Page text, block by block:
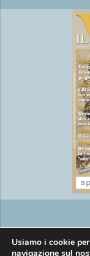
Usiamo i cookie
navigazione sul